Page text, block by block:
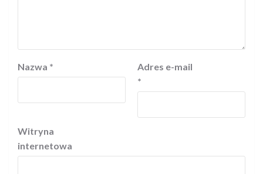
Nazwa *
Adres e-mail
*
Witryna
internetowa